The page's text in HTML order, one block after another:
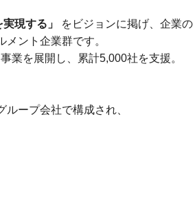
現する」
をビジョンに掲げ、企業の
ント企業群です。
業を展開し、累計5,000社を支援。
ープ会社で構成され、